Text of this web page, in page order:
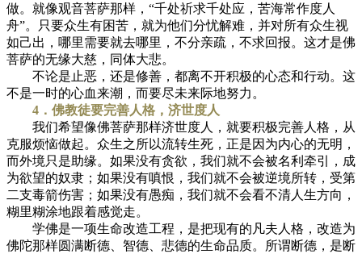
做。就像观音菩萨那样，“千处祈求千处应，苦海常作度人
舟”。只要众生有困苦，就为他们分忧解难，并对所有众生视
如己出，哪里需要就去哪里，不分亲疏，不求回报。这才是佛
菩萨的无缘大慈，同体大悲。
不论是止恶，还是修善，都离不开积极的心态和行动。这
不是一时的心血来潮，而要尽未来际地努力。
4．佛教徒要完善人格，济世度人
我们希望像佛菩萨那样济世度人，就要积极完善人格，从
克服烦恼做起。众生之所以流转生死，正是因为内心的无明，
而外境只是助缘。如果没有贪欲，我们就不会被名利牵引，成
为欲望的奴隶；如果没有嗔恨，我们就不会被逆境所转，受第
二支毒箭伤害；如果没有愚痴，我们就不会看不清人生方向，
糊里糊涂地跟着感觉走。
学佛是一项生命改造工程，是把现有的凡夫人格，改造为
佛陀那样圆满断德、智德、悲德的生命品质。所谓断德，是断